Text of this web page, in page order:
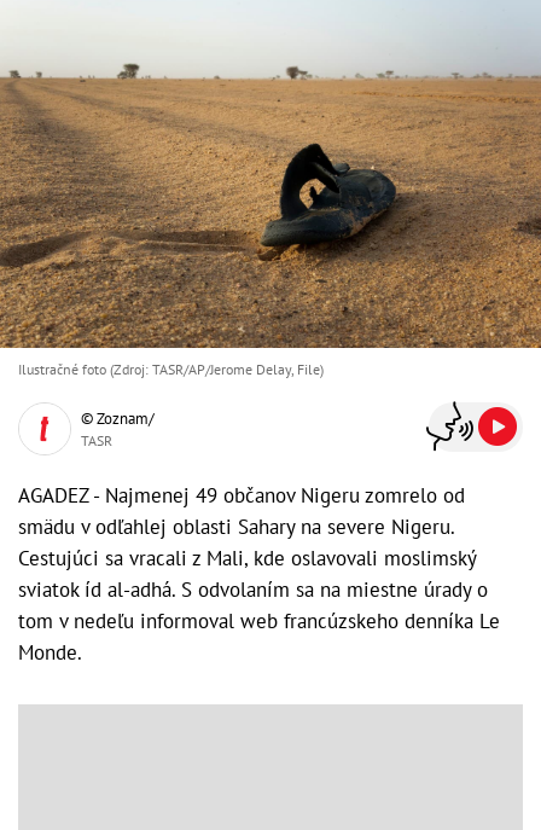
Ilustračné foto (Zdroj: TASR/AP/Jerome Delay, File)
© Zoznam/
TASR
AGADEZ - Najmenej 49 občanov Nigeru zomrelo od
smädu v odľahlej oblasti Sahary na severe Nigeru.
Cestujúci sa vracali z Mali, kde oslavovali moslimský
sviatok íd al-adhá. S odvolaním sa na miestne úrady o
tom v nedeľu informoval web francúzskeho denníka Le
Monde.